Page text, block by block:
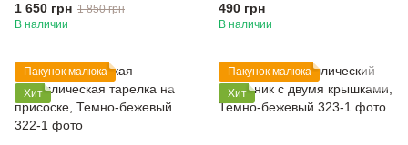
стали) и силикона на присоске
для прикорма (5 позиций),
1 650 грн 1 850 грн
В наличии
присоске, Темно-бежевый
490 грн
В наличии
Пакунок малюка
Хит
Пакунок малюка
Хит